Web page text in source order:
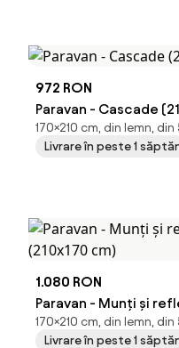
972 RON
Paravan - Cascade
170×210 cm, din lemn,
Livrare în peste 1
1.080 RON
Paravan - Munți și
(210x170 cm)
170×210 cm, din lemn,
Livrare în peste 1